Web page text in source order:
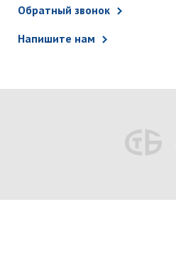
Обратный звонок
Напишите нам